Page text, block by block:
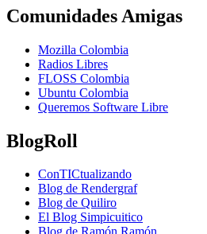
лучшего
в
онлайн
казино
пин
ап
Comunidades Amigas
Mozilla Colombia
Radios Libres
FLOSS Colombia
Ubuntu Colombia
Queremos Software Libre
BlogRoll
ConTICtualizando
Blog de Rendergraf
Blog de Quiliro
El Blog Simpicuitico